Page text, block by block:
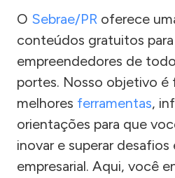
O Sebrae/PR oferece
conteúdos gratuitos
empreendedores de
portes. Nosso objetivo é
melhores ferramentas,
orientações para que
inovar e superar desafios
empresarial. Aqui, você